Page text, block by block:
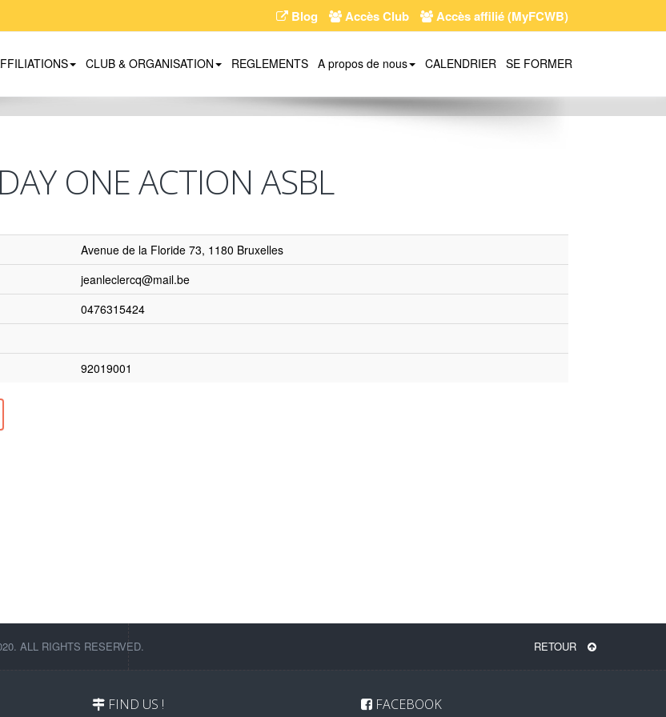
Blog Accès Club Accès affilié (MyFCWB)
CLUB & ORGANISATION REGLEMENTS A propos de nous CALENDRIER SE FORMER
ONE ACTION ASBL
Avenue de la Floride 73, 1180 Bruxelles
jeanleclercq@mail.be
0476315424
92019001
ALL RIGHTS RESERVED. RETOUR
FIND US ! FACEBOOK